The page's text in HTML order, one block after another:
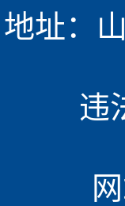
地址：
违